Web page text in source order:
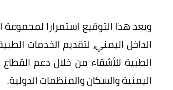
ويعد هذا التوقيع استمرارا
الداخل اليمني، لتقديم الخدمات
الطبية للأشقاء من خلال دعم القطاع
اليمنية والسكان والمنظمات الدولية.